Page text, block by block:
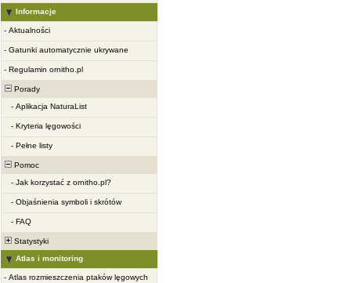
Informacje
- Aktualności
- Gatunki automatycznie ukrywane
- Regulamin ornitho.pl
Porady
- Aplikacja NaturaList
- Kryteria lęgowości
- Pełne listy
Pomoc
- Jak korzystać z ornitho.pl?
- Objaśnienia symboli i skrótów
- FAQ
Statystyki
Atlas i monitoring
- Atlas rozmieszczenia ptaków lęgowych